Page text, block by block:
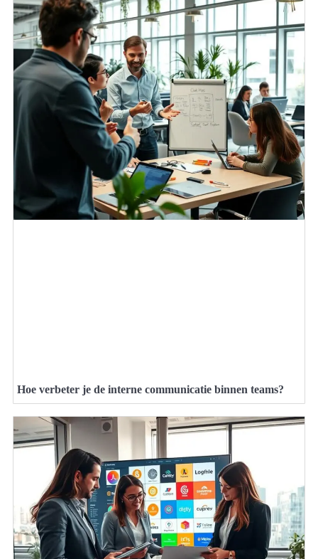
Hoe verbeter je de interne communicatie binnen teams?